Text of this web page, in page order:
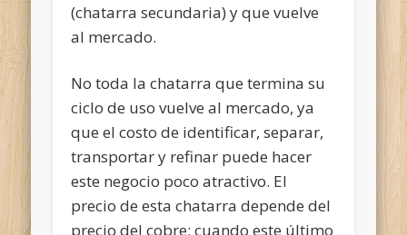
(chatarra secundaria) y que vuelve
al mercado.
No toda la chatarra que termina su
ciclo de uso vuelve al mercado, ya
que el costo de identificar, separar,
transportar y refinar puede hacer
este negocio poco atractivo. El
precio de esta chatarra depende del
precio del cobre; cuando este último